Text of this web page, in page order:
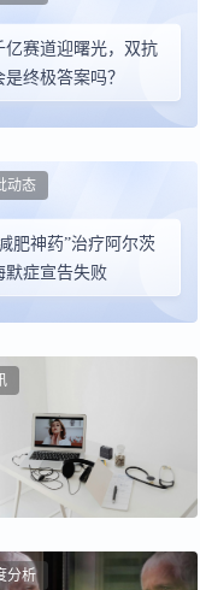
亿赛道迎曙光，双抗
是终极答案吗？
肥神药”治疗阿尔茨
默症宣告失败
动态
分析